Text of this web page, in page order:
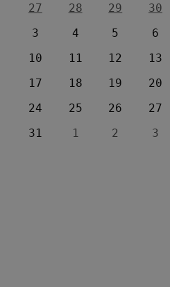
27
28 29 30
3
4 5 6
10
11 12 13
17
18 19 20
24
25 26 27
31
1 2 3